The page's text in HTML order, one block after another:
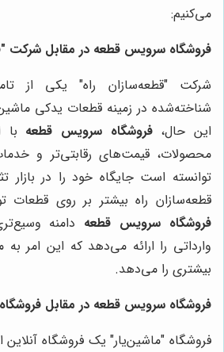
می‌کنیم:
فروشگاه سرویس قطعه در مقابل شرکت
شرکت "قطعه‌سازان راه" یکی از
شناخته‌شده در زمینه قطعات یدکی
این حال،فروشگاه سرویس قطعه با
محصولات، قیمت‌های رقابتی‌تر و
توانسته است جایگاه خود را در بازار
قطعه‌سازان راه بیشتر بر روی قطعات
فروشگاه سرویس قطعه دامنه
وارداتی را ارائه می‌دهد که این امر
بیشتری را می‌دهد.
فروشگاه سرویس قطعه در مقابل
فروشگاه "ماشین‌یار" یک فروشگاه